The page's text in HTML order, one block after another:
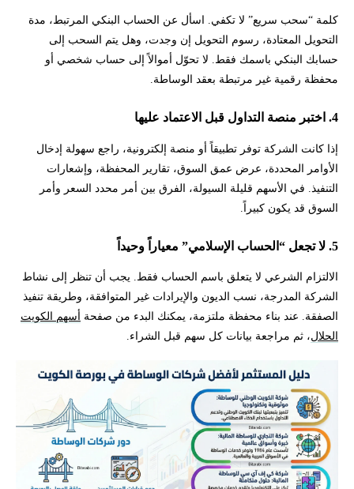
كلمة “سحب سريع” لا تكفي. اسأل عن الحساب البنكي المرتبط، مدة
التحويل المعتادة، رسوم التحويل إن وجدت، وهل يتم السحب إلى
حسابك البنكي باسمك فقط. لا تحوّل أموالاً إلى حساب شخصي أو
محفظة رقمية غير مرتبطة بعقد الوساطة.
4. اختبر منصة التداول قبل الاعتماد عليها
إذا كانت الشركة توفر تطبيقاً أو منصة إلكترونية، راجع سهولة إدخال
الأوامر المحددة، عرض عمق السوق، تقارير المحفظة، وإشعارات
التنفيذ. في الأسهم قليلة السيولة، الفرق بين أمر محدد السعر وأمر
السوق قد يكون كبيراً.
5. لا تجعل “الحساب الإسلامي” معياراً وحيداً
الالتزام الشرعي لا يتعلق باسم الحساب فقط. يجب أن تنظر إلى نشاط
الشركة المدرجة، نسب الديون والإيرادات غير المتوافقة، وطريقة تنفيذ
الصفقة. عند بناء محفظة ملتزمة، يمكنك البدء من صفحة أسهم الكويت
الحلال، ثم مراجعة بيانات كل سهم قبل الشراء.